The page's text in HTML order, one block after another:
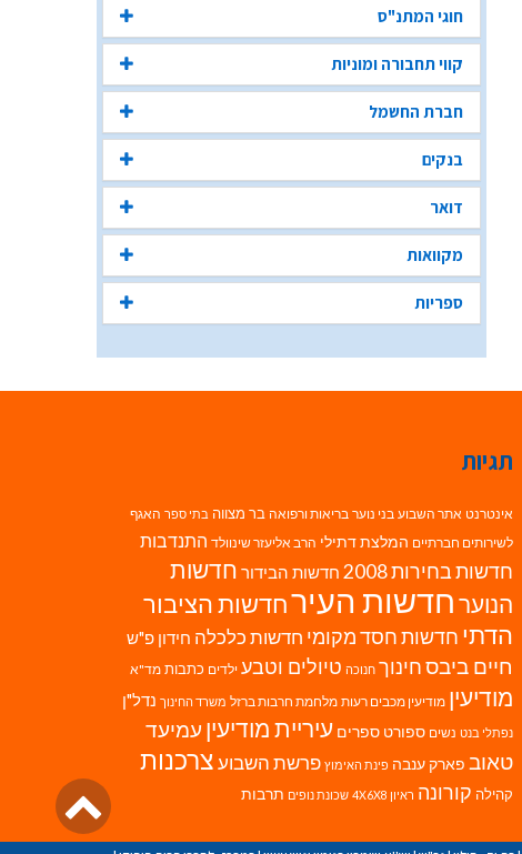
חוגי המתנ"ס
קווי תחבורה ומוניות
חברת החשמל
בנקים
דואר
מקוואות
ספריות
תגיות
אינטרנט אתר השבוע בני נוער בריאות ורפואה בר מצווה בתי ספר האגף
לשירותים חברתיים המלצת דתילי הרב אליעזר שינוולד התנדבות
חדשות בחירות 2008 חדשות הבידור חדשות
הנוערחדשות העירחדשות הציבור
הדתי חדשות חסד מקומי חדשות כלכלה חידון פ"ש
חיים ביבסחינוך חנוכה טיולים וטבע ילדים כתבות מד"א
מודיעין מודיעין מכבים רעות מלחמת חרבות ברזל משרד החינוך נדל"ן
נפתלי בנט נשים ספורט ספרים עיריית מודיעין עמיעד
טאוב פארק ענבה פינת האימוץ פרשת השבועצרכנות
קהילה קורונה ראיון 4X6X8 שכונת נופים תרבות